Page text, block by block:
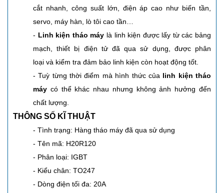
cắt nhanh, công suất lớn, điện áp cao như biến tần,
servo, máy hàn, lò tôi cao tần…
- Linh kiện tháo máy là linh kiện được lấy từ các bảng
mạch, thiết bị điện tử đã qua sử dụng, được phân
loại và kiểm tra đảm bảo linh kiện còn hoạt động tốt.
- Tuỳ từng thời điểm mà hình thức của linh kiện tháo
máy có thể khác nhau nhưng không ảnh hưởng đến
chất lượng.
THÔNG SỐ KĨ THUẬT
- Tình trạng: Hàng tháo máy đã qua sử dụng
- Tên mã: H20R120
- Phân loại: IGBT
- Kiểu chân: TO247
- Dòng điện tối đa: 20A